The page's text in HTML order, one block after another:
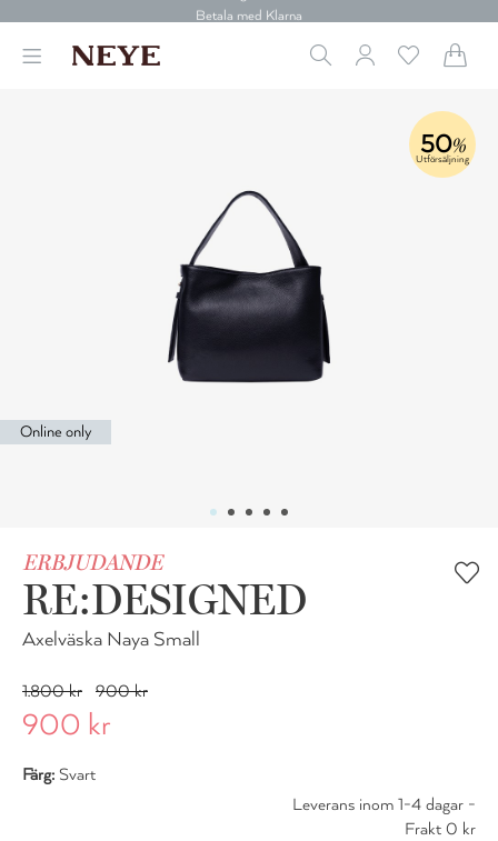
30 dagars retur
Betala med Klarna
Leverans 1-4 arbetsdagar
50%
Utförsäljning
Online only
ERBJUDANDE
RE:DESIGNED
Axelväska Naya Small
1.800 kr 900 kr
900 kr
Färg: Svart
Leverans inom 1-4 dagar -
Frakt 0 kr